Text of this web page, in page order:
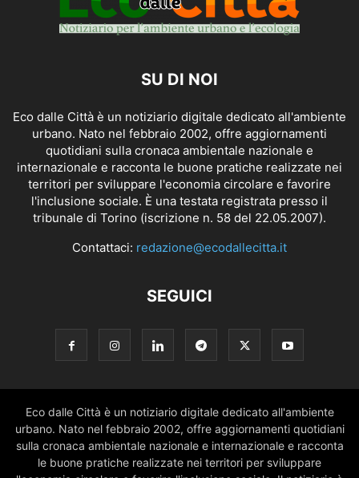
SU DI NOI
Eco dalle Città è un notiziario digitale dedicato all'ambiente
urbano. Nato nel febbraio 2002, offre aggiornamenti
quotidiani sulla cronaca ambientale nazionale e
internazionale e racconta le buone pratiche realizzate nei
territori per sviluppare l'economia circolare e favorire
l'inclusione sociale. È una testata registrata presso il
tribunale di Torino (iscrizione n. 58 del 22.05.2007).
Contattaci: redazione@ecodallecitta.it
SEGUICI
Eco dalle Città è un notiziario digitale dedicato all'ambiente
urbano. Nato nel febbraio 2002, offre aggiornamenti quotidiani
sulla cronaca ambientale nazionale e internazionale e racconta
le buone pratiche realizzate nei territori per sviluppare